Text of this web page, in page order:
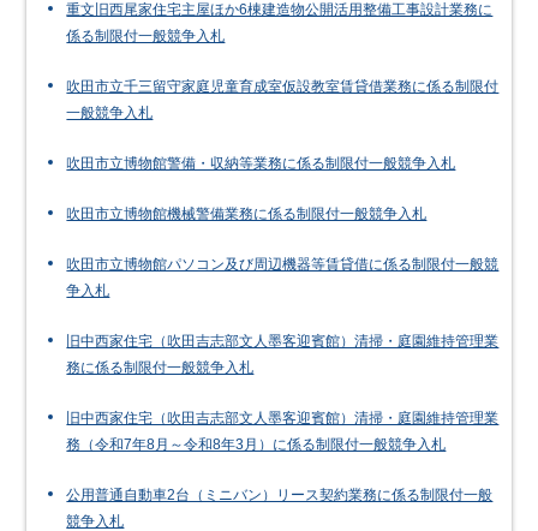
重文旧西尾家住宅主屋ほか6棟建造物公開活用整備工事設計業務に
係る制限付一般競争入札
吹田市立千三留守家庭児童育成室仮設教室賃貸借業務に係る制限付
一般競争入札
吹田市立博物館警備・収納等業務に係る制限付一般競争入札
吹田市立博物館機械警備業務に係る制限付一般競争入札
吹田市立博物館パソコン及び周辺機器等賃貸借に係る制限付一般競
争入札
旧中西家住宅（吹田吉志部文人墨客迎賓館）清掃・庭園維持管理業
務に係る制限付一般競争入札
旧中西家住宅（吹田吉志部文人墨客迎賓館）清掃・庭園維持管理業
務（令和7年8月～令和8年3月）に係る制限付一般競争入札
公用普通自動車2台（ミニバン）リース契約業務に係る制限付一般
競争入札